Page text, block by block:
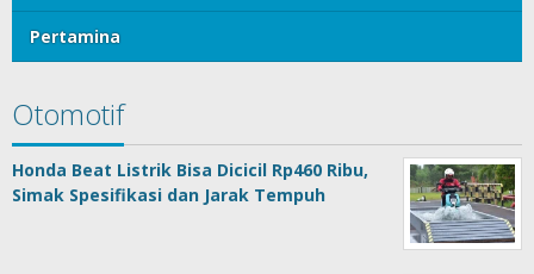
Pertamina
Otomotif
Honda Beat Listrik Bisa Dicicil Rp460 Ribu,
Simak Spesifikasi dan Jarak Tempuh